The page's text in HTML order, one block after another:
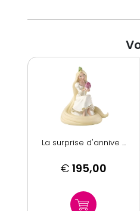
La surprise d'annive ...
€ 195,00